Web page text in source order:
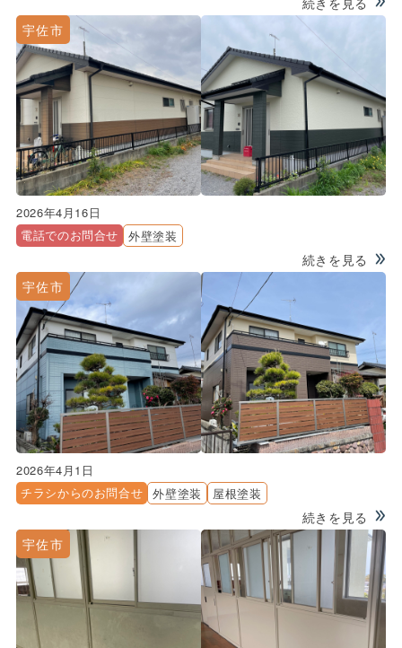
宇佐市
2026年4月16日
電話でのお問合せ
外壁塗装
続きを見る
宇佐市
2026年4月1日
チラシからのお問合せ
外壁塗装 屋根塗装
続きを見る
宇佐市